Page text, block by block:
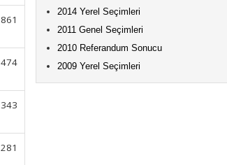
861
474
343
281
2014 Yerel Seçimleri
2011 Genel Seçimleri
2010 Referandum Sonucu
2009 Yerel Seçimleri